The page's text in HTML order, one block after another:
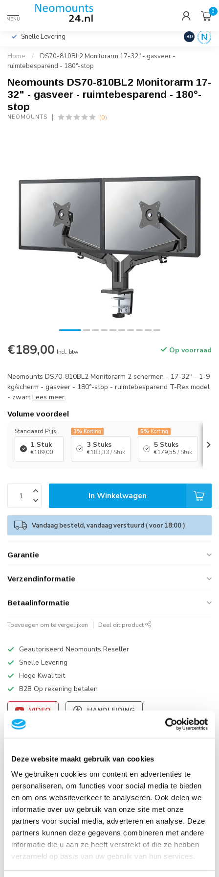
Deze website maakt gebruik van cookies
We gebruiken cookies om content en advertenties te
personaliseren, om functies voor social media te bieden
en om ons websiteverkeer te analyseren. Ook delen we
informatie over uw gebruik van onze site met onze
partners voor social media, adverteren en analyse. Deze
partners kunnen deze gegevens combineren met andere
informatie die u aan ze heeft verstrekt of die ze hebben
verzameld op basis van uw gebruik van hun services.
MENU
0
Incl. btw
Snelle Levering Hoge
9.0
Home /
DS70-810BL2 Monitorarm 17-32" - gasveer -
ruimtebesparend - 180°-stop
Neomounts DS70-810BL2 Monitorarm 17-
32" - gasveer - ruimtebesparend - 180°-
stop
NEOMOUNTS (0)
€189,00 Incl. btw Op voorraad
Neomounts DS70-810BL2 Monitorarm 2 schermen - 17-32" - 1-9
kg/scherm - gasveer - 180°-stop - ruimtebesparend T-Rex model
- zwartLees meer.
Volume voordeel
Standaard Prijs
1 Stuk
€189,00
3% Korting
3 Stuks
€183,33 / Stuk
5% Korting
5 Stuks
€179,55 / Stuk
In Winkelwagen
Vandaag besteld, vandaag verstuurd ( voor 18:00 )
Garantie
Verzendinformatie
Betaalinformatie
Toevoegen om te vergelijken Deel dit product
Geautoriseerd Neomounts Reseller
Snelle Levering
Hoge Kwaliteit
B2B Op rekening betalen
VIDEO HANDLEIDING
Specificaties
Reviews
Gerelateerde producten
Neomounts DS22-840BL6
Bureaucontactdoos met klem
Quick-charge